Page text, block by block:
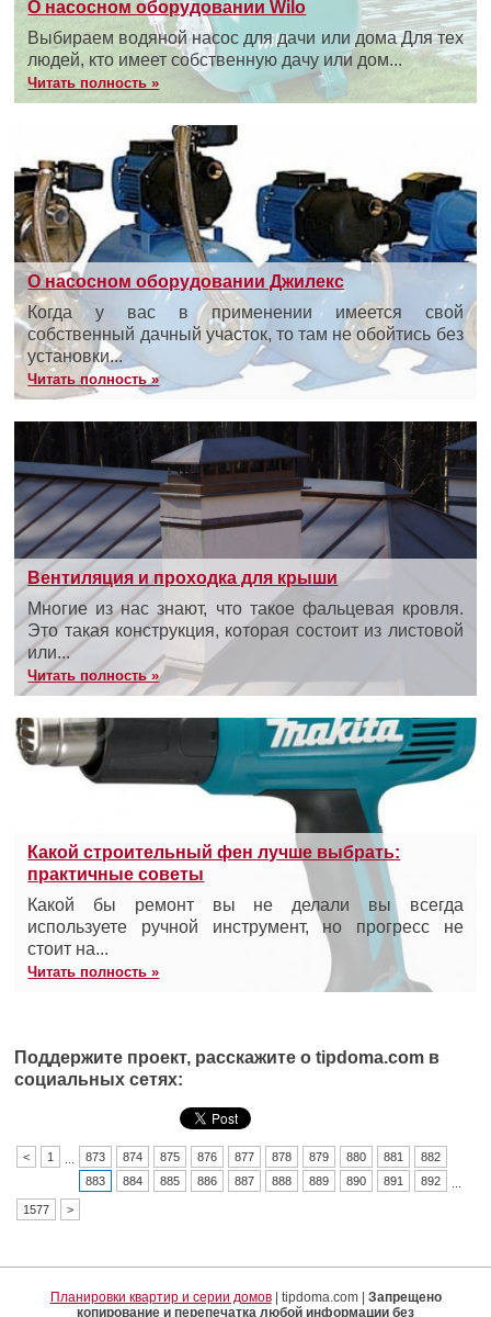
О насосном оборудовании Wilo
Выбираем водяной насос для дачи или дома Для тех
людей, кто имеет собственную дачу или дом...
Читать полность »
О насосном оборудовании Джилекс
Когда у вас в применении имеется свой
собственный дачный участок, то там не обойтись без
установки...
Читать полность »
Вентиляция и проходка для крыши
Многие из нас знают, что такое фальцевая кровля.
Это такая конструкция, которая состоит из листовой
или...
Читать полность »
Какой строительный фен лучше выбрать:
практичные советы
Какой бы ремонт вы не делали вы всегда
используете ручной инструмент, но прогресс не
стоит на...
Читать полность »
Поддержите проект, расскажите о tipdoma.com в
социальных сетях:
< 1 873 874 875 876 877 878 879 880 881
882
883
884 885 886 887 888 889 890 891 892
1577
>
Планировки квартир и серии домов| tipdoma.com | Запрещено
копирование и перепечатка любой информации без